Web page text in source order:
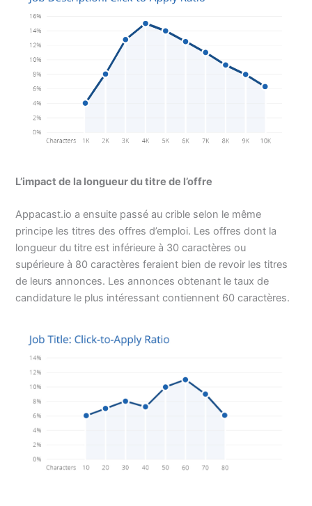
L’impact de la longueur du titre de l’offre
Appacast.io a ensuite passé au crible selon le même
principe les titres des offres d’emploi. Les offres dont la
longueur du titre est inférieure à 30 caractères ou
supérieure à 80 caractères feraient bien de revoir les titres
de leurs annonces. Les annonces obtenant le taux de
candidature le plus intéressant contiennent 60 caractères.